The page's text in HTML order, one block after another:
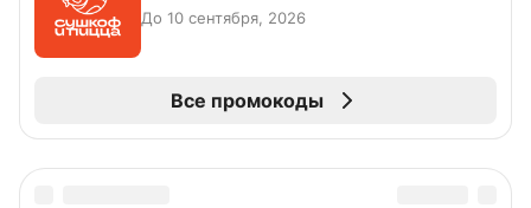
До 10 сентября, 2026
Все промокоды